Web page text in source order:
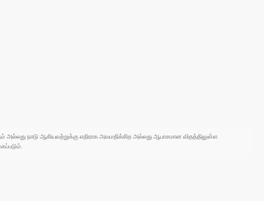
அல்லது நாடு ஆகியவற்றுக்கு எதிராக அவமதிக்கிற அல்லது ஆபாசமான விதத்திலுள்ள